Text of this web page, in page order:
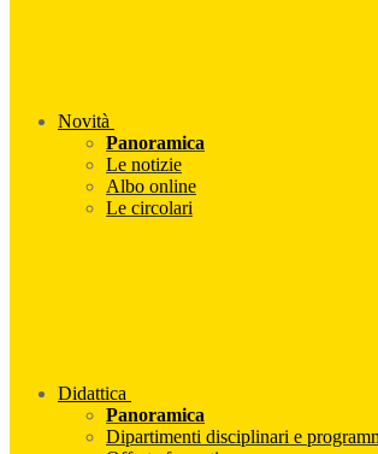
Novità
Panoramica
Le notizie
Albo online
Le circolari
Didattica
Panoramica
Dipartimenti disciplinari e